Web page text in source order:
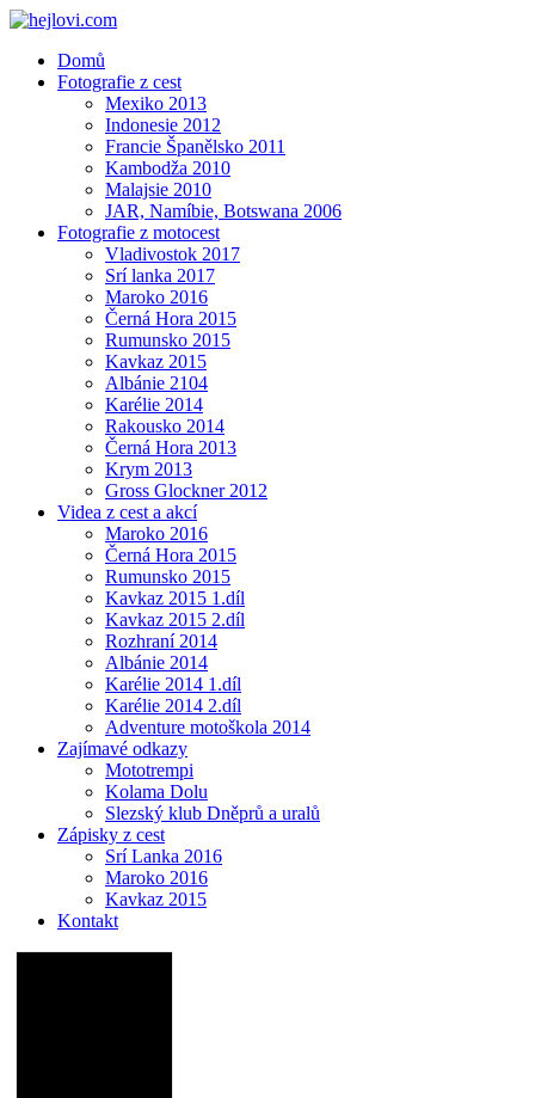
Domů
Fotografie z cest
Mexiko 2013
Indonesie 2012
Francie Španělsko 2011
Kambodža 2010
Malajsie 2010
JAR, Namíbie, Botswana 2006
Fotografie z motocest
Vladivostok 2017
Srí lanka 2017
Maroko 2016
Černá Hora 2015
Rumunsko 2015
Kavkaz 2015
Albánie 2104
Karélie 2014
Rakousko 2014
Černá Hora 2013
Krym 2013
Gross Glockner 2012
Videa z cest a akcí
Maroko 2016
Černá Hora 2015
Rumunsko 2015
Kavkaz 2015 1.díl
Kavkaz 2015 2.díl
Rozhraní 2014
Albánie 2014
Karélie 2014 1.díl
Karélie 2014 2.díl
Adventure motoškola 2014
Zajímavé odkazy
Mototrempi
Kolama Dolu
Slezský klub Dněprů a uralů
Zápisky z cest
Srí Lanka 2016
Maroko 2016
Kavkaz 2015
Kontakt